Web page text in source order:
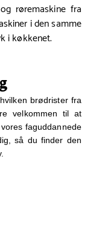
røremaskine fra
i den samme
i køkkenet.
brødrister fra
velkommen til at
faguddannede
så du finder den